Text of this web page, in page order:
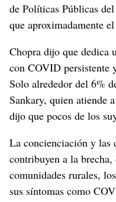
de Políticas Públicas
que aproximadamente
Chopra dijo que dedica
con COVID persistente
Solo alrededor del 6%
Sankary, quien atiende
dijo que pocos de los
La concienciación y las
contribuyen a la
comunidades rurales,
sus síntomas como